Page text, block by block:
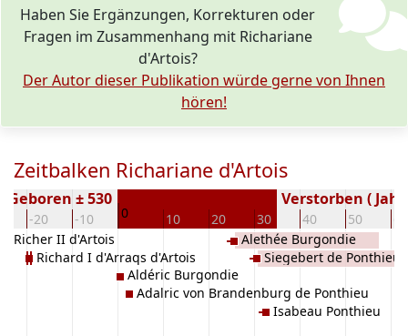
Haben Sie Ergänzungen, Korrekturen oder
Fragen im Zusammenhang mit Richariane
d'Artois?
Der Autor dieser Publikation würde gerne von Ihnen
hören!
Zeitbalken Richariane d'Artois
-20 -10 0 10 20 30 40 50
Geboren ± 530 Verstorben (
Richer II d'Artois
Richard I d'Arraqs d'Artois
Aldéric Burgondie
Adalric von Brandenburg de Ponthieu
Alethée Burgondie
Siegebert de Ponthieu
Isabeau Ponthieu